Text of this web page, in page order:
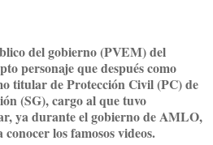
del gobierno (PVEM) del
personaje que después como
titular de Protección Civil (PC) de
(SG), cargo al que tuvo
ya durante el gobierno de AMLO,
los famosos videos.